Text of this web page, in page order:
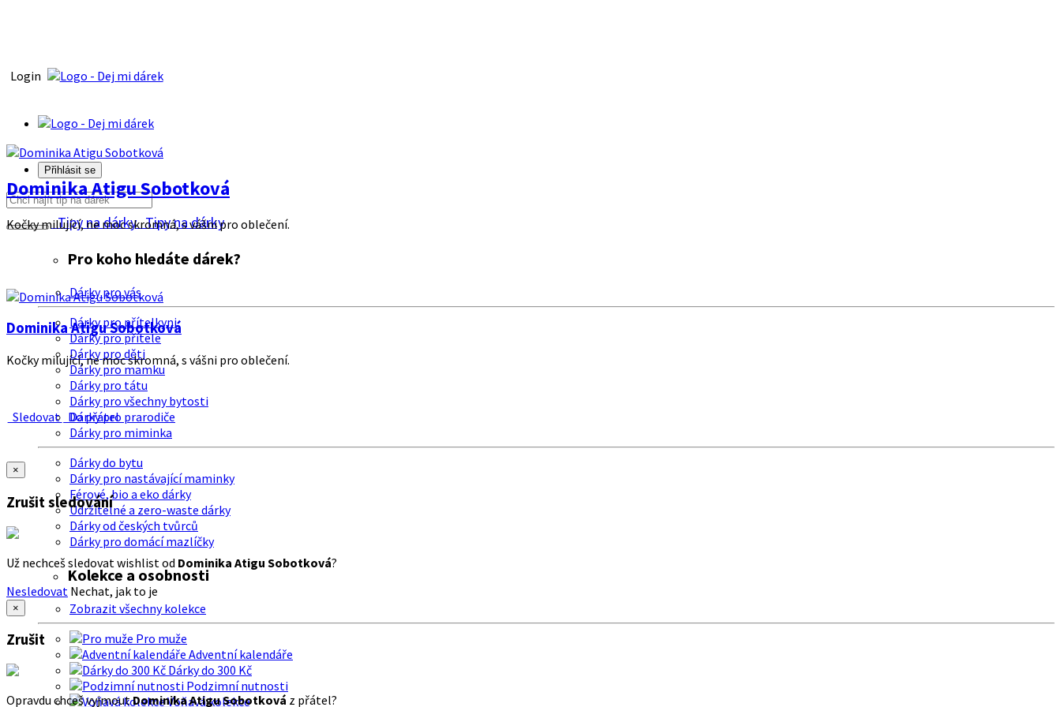
Login
Přihlásit se
Tipy na dárkyTipy na dárky
Pro koho hledáte dárek?
Dárky pro vás
Dárky pro přítelkyni
Dárky pro přítele
Dárky pro děti
Dárky pro mamku
Dárky pro tátu
Dárky pro všechny bytosti
Dárky pro prarodiče
Dárky pro miminka
Dárky do bytu
Dárky pro nastávající maminky
Férové, bio a eko dárky
Udržitelné a zero-waste dárky
Dárky od českých tvůrců
Dárky pro domácí mazlíčky
Kolekce a osobnosti
Zobrazit všechny kolekce
Pro muže
Adventní kalendáře
Dárky do 300 Kč
Podzimní nutnosti
Voňavá kolekce
Dominika Atigu Sobotková
Kočky milující, ne moc skromná, s vášni pro oblečení.
Dominika Atigu Sobotková
Kočky milující, ne moc skromná, s vášni pro oblečení.
Sledovat Do přátel
×
Zrušit sledování
Už nechceš sledovat wishlist od Dominika Atigu Sobotková?
Nesledovat Nechat, jak to je
×
Zrušit
Opravdu chceš vyjmoutDominika Atigu Sobotková z přátel?